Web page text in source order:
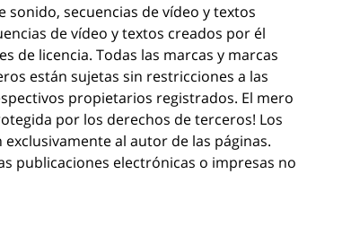
secuencias de vídeo y textos
de vídeo y textos creados por él
de licencia. Todas las marcas y marcas
están sujetas sin restricciones a las
propietarios registrados. El mero
por los derechos de terceros! Los
al autor de las páginas.
publicaciones electrónicas o impresas no